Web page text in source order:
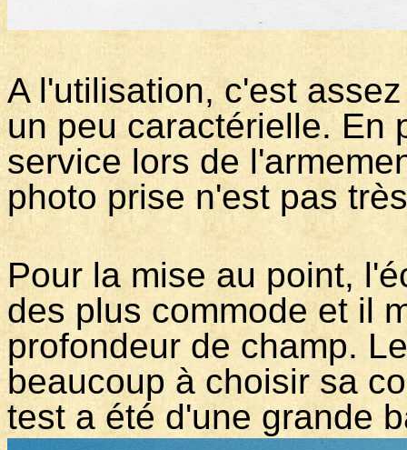
A l'utilisation, c'est
un peu caractérielle. En
service lors de
photo prise n'est pas
Pour la mise au point,
des plus commode et il
profondeur de champ.
beaucoup à choisir sa
test a été d'une grande